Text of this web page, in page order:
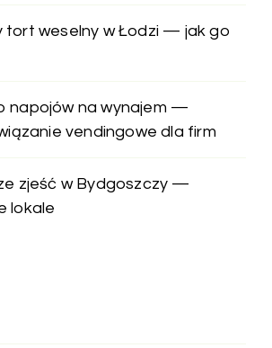
tort weselny w Łodzi — jak go
napojów na wynajem —
vendingowe dla firm
zjeść w Bydgoszczy —
lokale